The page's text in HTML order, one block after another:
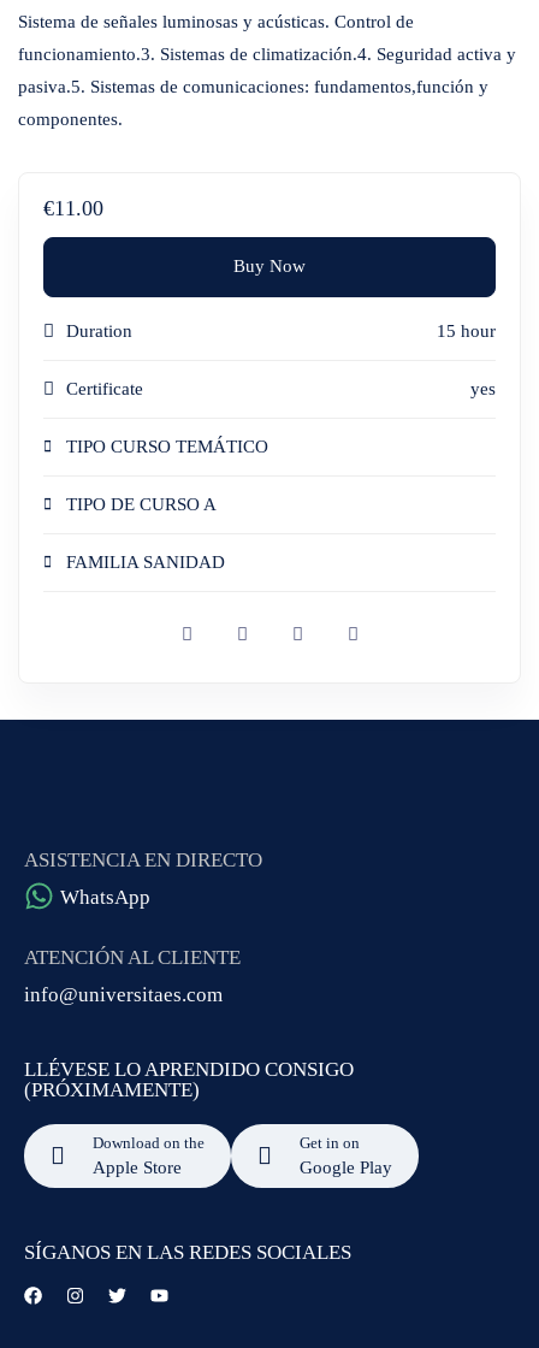
Sistema de señales luminosas y acústicas. Control de
funcionamiento.3. Sistemas de climatización.4. Seguridad activa y
pasiva.5. Sistemas de comunicaciones: fundamentos,función y
componentes.
€11.00
Buy Now
Duration 15 hour
Certificate yes
TIPO CURSO TEMÁTICO
TIPO DE CURSO A
FAMILIA SANIDAD
ASISTENCIA EN DIRECTO
WhatsApp
ATENCIÓN AL CLIENTE
info@universitaes.com
LLÉVESE LO APRENDIDO CONSIGO
(PRÓXIMAMENTE)
Download on the
Apple Store
Get in on
Google Play
SÍGANOS EN LAS REDES SOCIALES